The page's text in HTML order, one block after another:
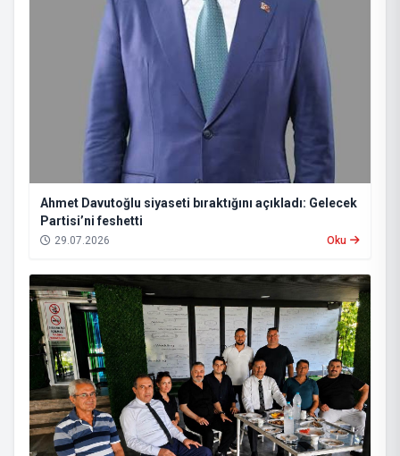
Ahmet Davutoğlu siyaseti bıraktığını açıkladı: Gelecek
Partisi’ni feshetti
29.07.2026 Oku